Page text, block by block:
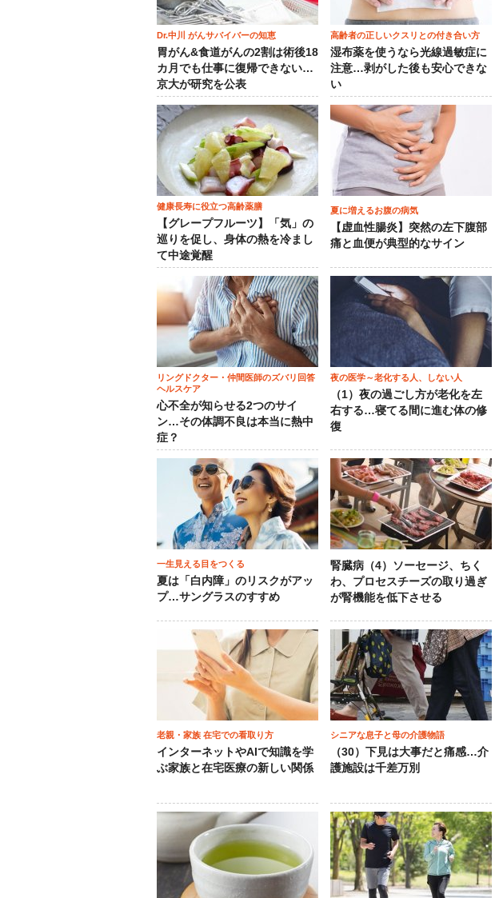
Dr.中川 がんサバイバーの知恵
胃がん&食道がんの2割は術後18
カ月でも仕事に復帰できない…
京大が研究を公表
高齢者の正しいクスリとの付き合い方
湿布薬を使うなら光線過敏症に
注意…剥がした後も安心できな
い
健康長寿に役立つ高齢薬膳
【グレープフルーツ】「気」の
巡りを促し、身体の熱を冷まし
て中途覚醒
夏に増えるお腹の病気
【虚血性腸炎】突然の左下腹部
痛と血便が典型的なサイン
リングドクター・仲間医師のズバリ回答
ヘルスケア
心不全が知らせる2つのサイ
ン…その体調不良は本当に熱中
症？
夜の医学～老化する人、しない人
（1）夜の過ごし方が老化を左
右する…寝てる間に進む体の修
復
一生見える目をつくる
夏は「白内障」のリスクがアッ
プ…サングラスのすすめ
腎臓病（4）ソーセージ、ちく
わ、プロセスチーズの取り過ぎ
が腎機能を低下させる
老親・家族 在宅での看取り方
インターネットやAIで知識を学
ぶ家族と在宅医療の新しい関係
シニアな息子と母の介護物語
（30）下見は大事だと痛感…介
護施設は千差万別